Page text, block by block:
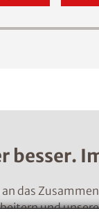
besser.
das
und